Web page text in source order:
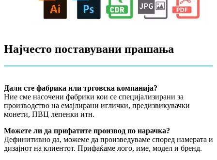
Најчесто поставувани прашања
Дали сте фабрика или трговска компанија?
Ние сме насочени фабрики кои се специјализирани за
производство на емајлирани иглички, предизвикувачки
монети, ПВЦ лепенки итн.
Можете ли да прифатите производ по нарачка?
Дефинитивно да, можеме да произведуваме според намерата и
дизајнот на клиентот. Прифаќаме лого, име, модел и бренд.